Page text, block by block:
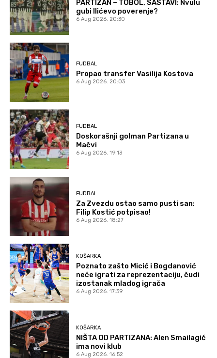
PARTIZAN – TOBOL, SASTAVI: Nvulu
gubi Ilićevo poverenje?
6 Aug 2026. 20:30
FUDBAL
Propao transfer Vasilija Kostova
6 Aug 2026. 20:03
FUDBAL
Doskorašnji golman Partizana u
Mačvi
6 Aug 2026. 19:13
FUDBAL
Za Zvezdu ostao samo pusti san:
Filip Kostić potpisao!
6 Aug 2026. 18:27
KOŠARKA
Poznato zašto Micić i Bogdanović
neće igrati za reprezentaciju, čudi
izostanak mladog igrača
6 Aug 2026. 17:39
KOŠARKA
NIŠTA OD PARTIZANA: Alen Smailagić
ima novi klub
6 Aug 2026. 16:52